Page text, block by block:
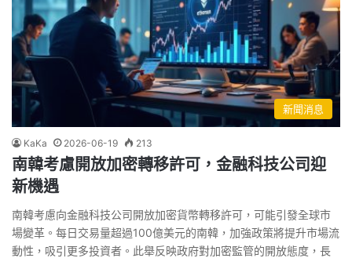
新聞消息
KaKa 2026-06-19 213
南韓考慮開放加密轉移許可，金融科技公司迎
新機遇
南韓考慮向金融科技公司開放加密貨幣轉移許可，可能引發全球市
場變革。每日交易量超過100億美元的南韓，加強政策將提升市場流
動性，吸引更多投資者。此舉反映政府對加密監管的開放態度，長